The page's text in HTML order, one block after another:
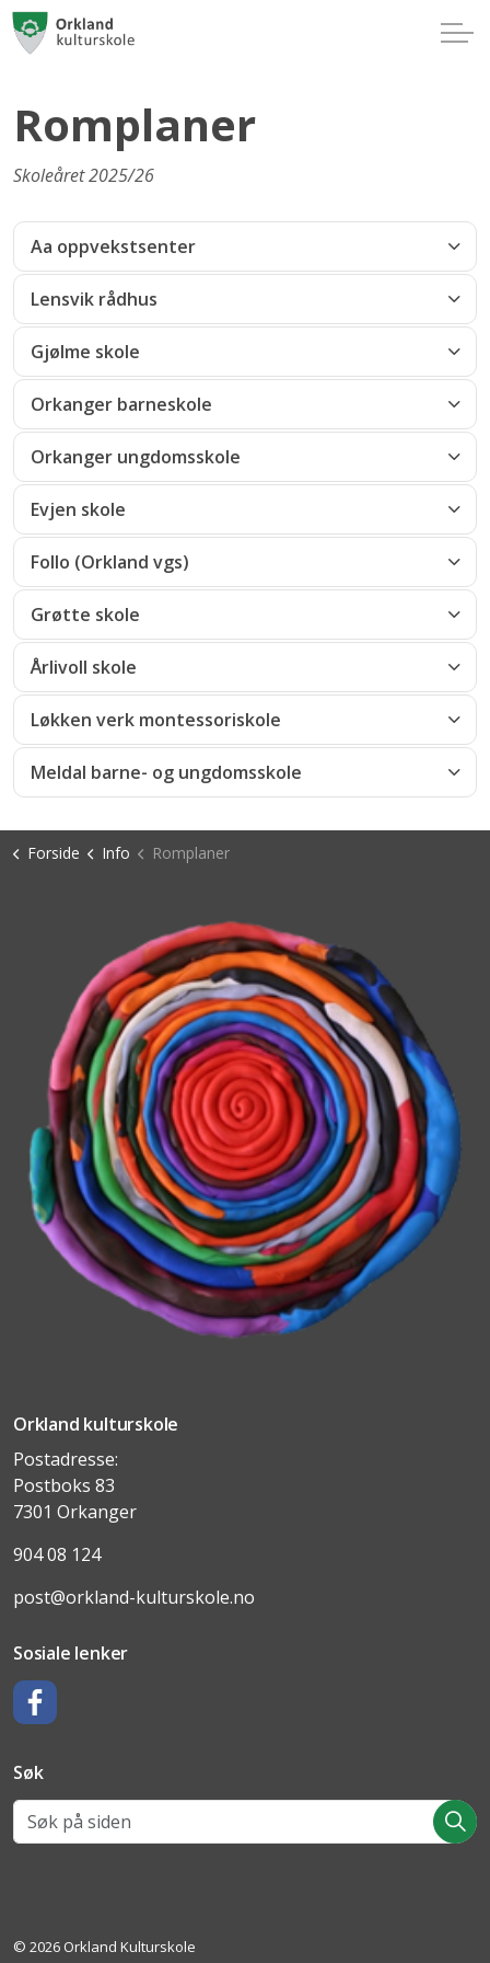
Romplaner
Skoleåret 2025/26
Aa oppvekstsenter
Lensvik rådhus
Gjølme skole
Orkanger barneskole
Orkanger ungdomsskole
Evjen skole
Follo (Orkland vgs)
Grøtte skole
Årlivoll skole
Løkken verk montessoriskole
Meldal barne- og ungdomsskole
Forside Info Romplaner
Orkland kulturskole
Postadresse:
Postboks 83
7301 Orkanger
904 08 124
post@orkland-kulturskole.no
Sosiale lenker
Søk
© 2026 Orkland Kulturskole